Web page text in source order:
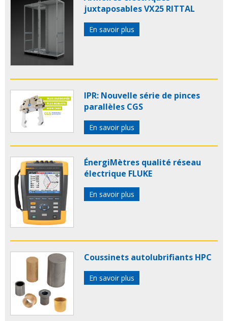
juxtaposables VX25 RITTAL
En savoir plus
IPR: Nouvelle série de pinces
parallèles CGS
En savoir plus
ÉnergiMètres qualité réseau
électrique FLUKE
En savoir plus
Coussinets autolubrifiants HPC
En savoir plus